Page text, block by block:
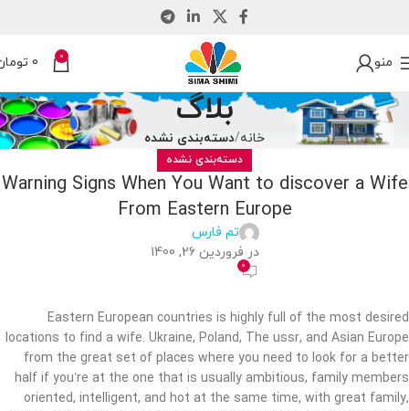
منو 0
0
بلاگ
خانه دسته‌بندی نشده
دسته‌بندی نشده
Warning Signs When You Want to discover a Wife
From Eastern Europe
تم فارس
در فروردین 26, 1400
0
Eastern European countries is highly full of the most desired
locations to find a wife. Ukraine, Poland, The ussr, and Asian Europe
from the great set of places where you need to look for a better
half if you’re at the one that is usually ambitious, family members
oriented, intelligent, and hot at the same time, with great family,